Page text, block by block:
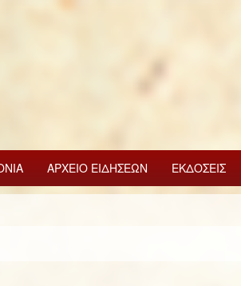
ΑΡΧΕΙΟ ΕΙΔΗΣΕΩΝ ΕΚΔΟΣΕΙΣ